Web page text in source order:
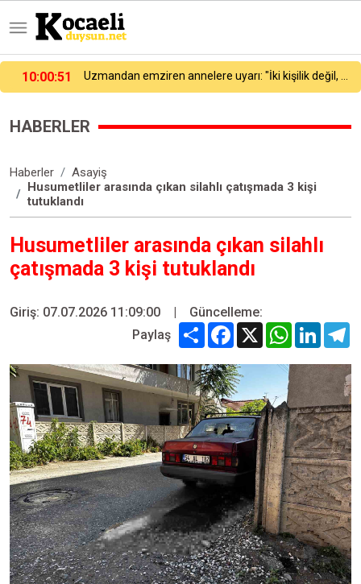
09:58 Altın fiyatları 7 haftanın zirvesinde
HABERLER
Haberler
Asayiş
Husumetliler arasında çıkan silahlı çatışmada 3 kişi
tutuklandı
Husumetliler arasında çıkan silahlı
çatışmada 3 kişi tutuklandı
Giriş: 07.07.2026 11:09:00 |
Güncelleme:
Paylaş
Share Facebook
X WhatsApp